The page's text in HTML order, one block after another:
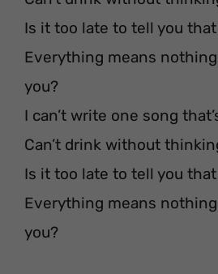
Is it too late to tell you that
Everything means nothing
you?
I can’t write one song
Can’t drink without
Is it too late to tell you that
Everything means nothing
you?